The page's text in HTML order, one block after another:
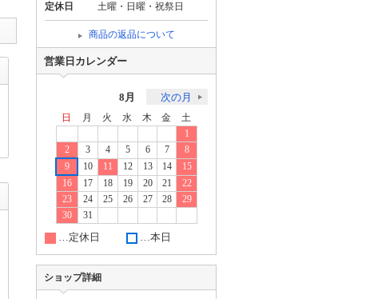
定休日
土曜・日曜・祝祭日
商品の返品について
営業日カレンダー
8月 次の月
日 月 火 水 木 金
土
1
2
3 4 5 6 7
8
9
10 11 12 13 14
15
16
17 18 19 20 21
22
23
24 25 26 27 28
29
30
31
…定休日 …本日
ショップ詳細